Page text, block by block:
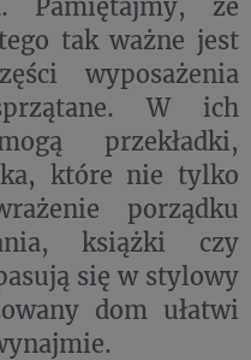
tak ważne jest
wyposażenia
W ich
przekładki,
które nie tylko
porządku
książki czy
się w stylowy
dom ułatwi